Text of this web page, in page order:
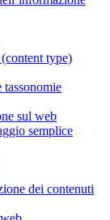
type)
sul web
semplice
dei contenuti